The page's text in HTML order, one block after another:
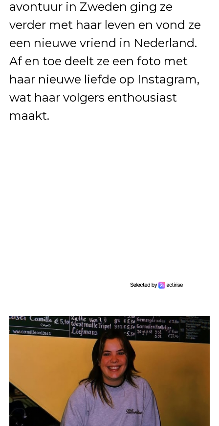
avontuur in Zweden ging ze
verder met haar leven en vond ze
een nieuwe vriend in Nederland.
Af en toe deelt ze een foto met
haar nieuwe liefde op Instagram,
wat haar volgers enthousiast
maakt.